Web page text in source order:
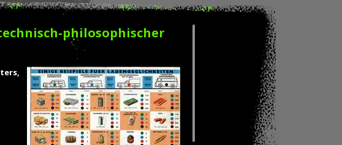
philosophischer